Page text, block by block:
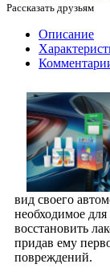
Рассказать друзьям
Описание
вид своего
необходимое
восстановить
придав ему
повреждений.